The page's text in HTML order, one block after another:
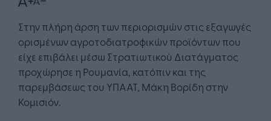
Στην πλήρη άρση των περιορισμών στις εξαγωγές
ορισμένων αγροτοδιατροφικών προϊόντων που
είχε επιβάλει μέσω Στρατιωτικού Διατάγματος
προχώρησε η Ρουμανία, κατόπιν και της
παρεμβάσεως του ΥΠΑΑΤ, Μάκη Βορίδη στην
Κομισιόν.